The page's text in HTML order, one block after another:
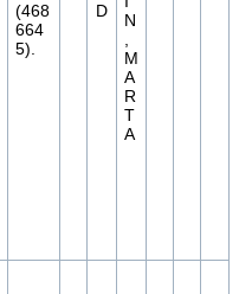
(468
664
5).
D
N
,
M
A
R
T
A